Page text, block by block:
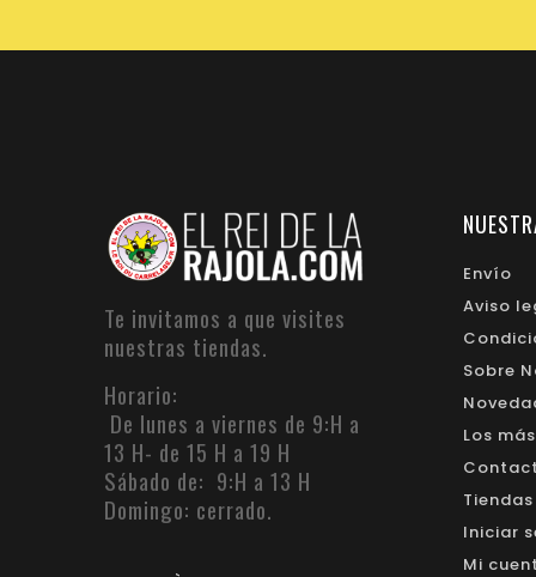
Te invitamos a que visites
nuestras tiendas.
Horario:
De lunes a viernes de 9:H a
13 H- de 15 H a 19 H
Sábado de: 9:H a 13 H
Domingo: cerrado.
Envío
Aviso
Sobre
Los
Tiendas
Iniciar
Mi